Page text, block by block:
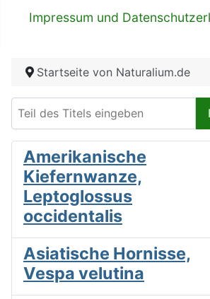
Impressum und
Startseite von Naturalium.de
Amerikanische
Kiefernwanze,
Leptoglossus
occidentalis
Asiatische Hornisse,
Vespa velutina